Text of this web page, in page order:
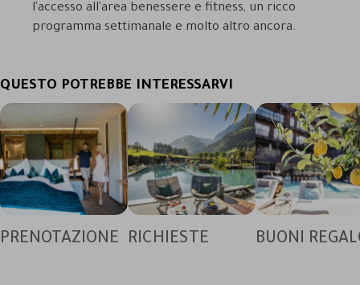
l'accesso all'area benessere e fitness, un ricco
programma settimanale e molto altro ancora.
QUESTO POTREBBE INTERESSARVI
PRENOTAZIONE RICHIESTE BUONI